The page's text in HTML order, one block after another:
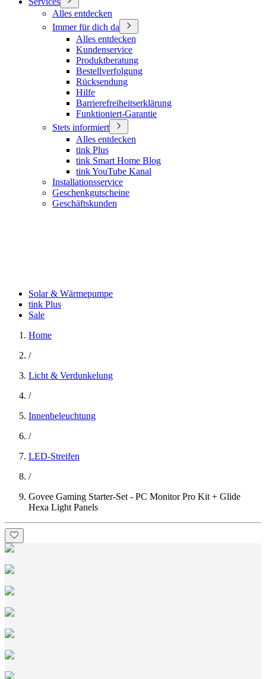
Alles entdecken
Immer für dich da
Alles entdecken
Kundenservice
Produktberatung
Bestellverfolgung
Rücksendung
Hilfe
Barrierefreiheitserklärung
Funktioniert-Garantie
Stets informiert
Alles entdecken
tink Plus
tink Smart Home Blog
tink YouTube Kanal
Installationsservice
Geschenkgutscheine
Geschäftskunden
Solar & Wärmepumpe
tink Plus
Sale
Home
/
Licht & Verdunkelung
/
Innenbeleuchtung
/
LED-Streifen
/
Govee Gaming Starter-Set - PC Monitor Pro Kit + Glide
Hexa Light Panels